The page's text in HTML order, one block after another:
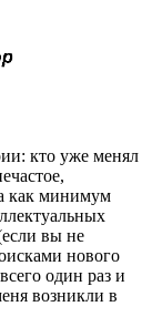
кто уже менял
как минимум
вы не
нового
один раз и
возникли в